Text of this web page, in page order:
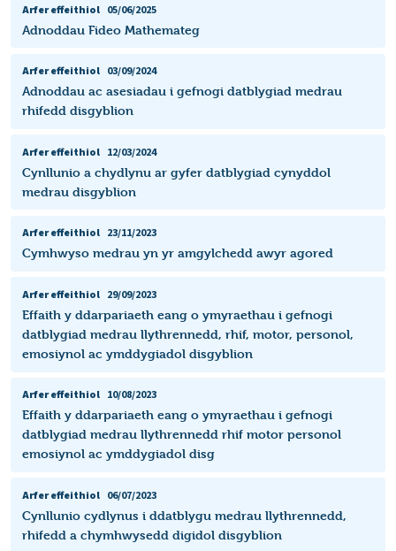
Arfer effeithiol 05/06/2025
Adnoddau Fideo Mathemateg
Arfer effeithiol 03/09/2024
Adnoddau ac asesiadau i gefnogi datblygiad medrau
rhifedd disgyblion
Arfer effeithiol 12/03/2024
Cynllunio a chydlynu ar gyfer datblygiad cynyddol
medrau disgyblion
Arfer effeithiol 23/11/2023
Cymhwyso medrau yn yr amgylchedd awyr agored
Arfer effeithiol 29/09/2023
Effaith y ddarpariaeth eang o ymyraethau i gefnogi
datblygiad medrau llythrennedd, rhif, motor, personol,
emosiynol ac ymddygiadol disgyblion ​
Arfer effeithiol 10/08/2023
Effaith y ddarpariaeth eang o ymyraethau i gefnogi
datblygiad medrau llythrennedd rhif motor personol
emosiynol ac ymddygiadol disg
Arfer effeithiol 06/07/2023
Cynllunio cydlynus i ddatblygu medrau llythrennedd,
rhifedd a chymhwysedd digidol disgyblion